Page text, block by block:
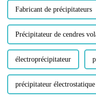
Fabricant de précipitateurs
Précipitateur de cendres
électroprécipitateur
précipitateur